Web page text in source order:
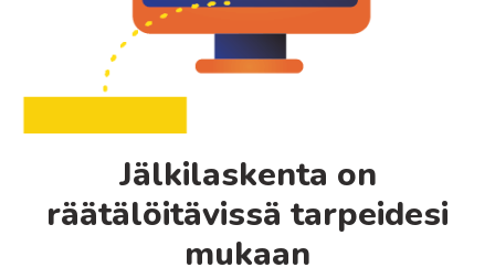
Jälkilaskenta on
räätälöitävissä tarpeidesi
mukaan